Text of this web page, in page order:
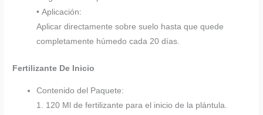
• Aplicación:
Aplicar directamente sobre suelo hasta que quede
completamente húmedo cada 20 días.
Fertilizante De Inicio
Contenido del Paquete:
1. 120 Ml de fertilizante para el inicio de la plántula.